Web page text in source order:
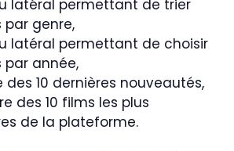
latéral permettant de trier
par genre,
latéral permettant de choisir
par année,
des 10 dernières nouveautés,
des 10 films les plus
de la plateforme.